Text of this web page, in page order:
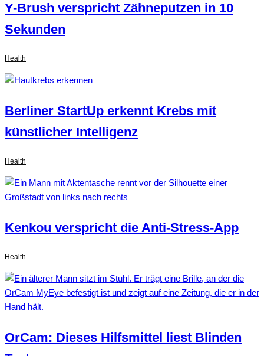
Y-Brush verspricht Zähneputzen in 10
Sekunden
Health
Berliner StartUp erkennt Krebs mit
künstlicher Intelligenz
Health
Kenkou verspricht die Anti-Stress-App
Health
OrCam: Dieses Hilfsmittel liest Blinden